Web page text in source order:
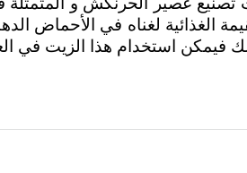
الغذائية لغناه في الأحماض